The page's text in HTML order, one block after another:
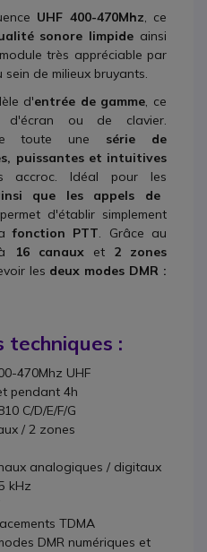
UHF 400-470Mhz, ce
sonore limpide ainsi
très appréciable par
de milieux bruyants.
d'entrée de gamme, ce
d'écran ou de clavier.
toute une série de
puissantes et intuitives
accroc. Idéal pour les
que les appels de
d'établir simplement
fonction PTT. Grâce au
16 canauxet 2 zones
les deux modes DMR :
:
470Mhz UHF
pendant 4h
C/D/E/F/G
/ 2 zones
analogiques / digitaux
kHz
TDMA
DMR numériques et